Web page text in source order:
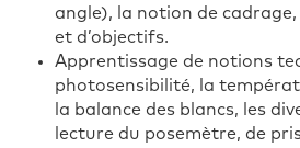
angle), la notion de
et d’objectifs.
Apprentissage de notions
photosensibilité, la
la balance des blancs, les
lecture du posemètre, de